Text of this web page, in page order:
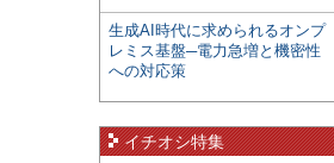
生成AI時代に求められるオンプ
レミス基盤─電力急増と機密性
への対応策
イチオシ特集